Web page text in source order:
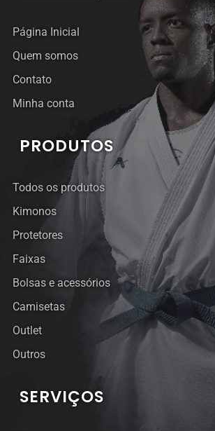
Página Inicial
Quem somos
Contato
Minha conta
PRODUTOS
Todos os produtos
Kimonos
Protetores
Faixas
Bolsas e acessórios
Camisetas
Outlet
Outros
SERVIÇOS